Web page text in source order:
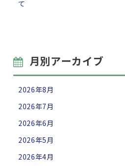
て
月別アーカイブ
2026年8月
2026年7月
2026年6月
2026年5月
2026年4月